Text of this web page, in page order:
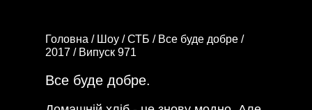
Головна / Шоу /СТБ / Все буде добре /
2017 / Випуск 971
Все буде добре.